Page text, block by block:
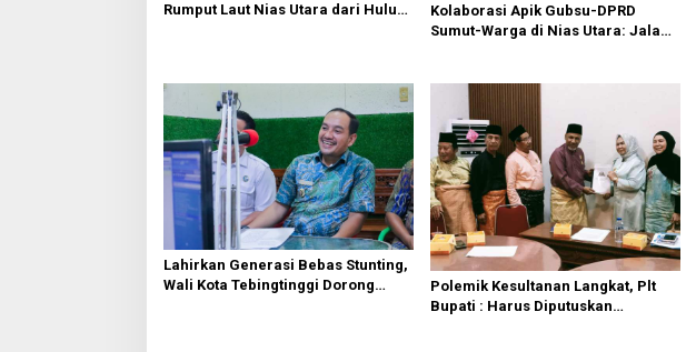
Rumput Laut Nias Utara dari Hulu
Kolaborasi Apik Gubsu-DPRD
Sumut-Warga di Nias Utara: Jalan
Lahirkan Generasi Bebas Stunting,
Wali Kota Tebingtinggi Dorong
Polemik Kesultanan Langkat, Plt
Bupati : Harus Diputuskan